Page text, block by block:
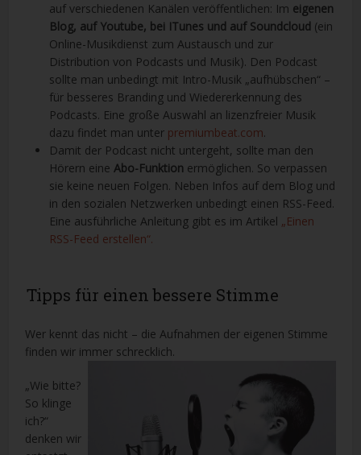
auf verschiedenen Kanälen veröffentlichen: Im eigenen
Blog, auf Youtube, bei ITunes und auf Soundcloud (ein
Online-Musikdienst zum Austausch und zur
Distribution von Podcasts und Musik). Den Podcast
sollte man unbedingt mit Intro-Musik „aufhübschen“ –
für besseres Branding und Wiedererkennung des
Podcasts. Eine große Auswahl an lizenzfreier Musik
dazu findet man unter premiumbeat.com.
Damit der Podcast nicht untergeht, sollte man den
Hörern eineAbo-Funktion ermöglichen. So verpassen
sie keine neuen Folgen. Neben Infos auf dem Blog und
in den sozialen Netzwerken unbedingt einen RSS-Feed.
Eine ausführliche Anleitung gibt es im Artikel „Einen
RSS-Feed erstellen“.
Tipps für einen bessere Stimme
Wer kennt das nicht – die Aufnahmen der eigenen Stimme
finden wir immer schrecklich.
„Wie bitte?
So klinge
ich?“
denken wir